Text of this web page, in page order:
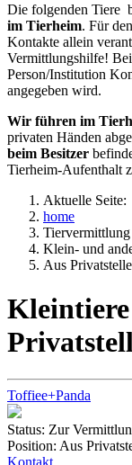
Die folgenden Tiere
im Tierheim. Für
Kontakte allein
Vermittlungshilfe!
Person/Institution
angegeben wird.
Wir führen im
privaten Händen
beim Besitzer
Tierheim-Aufenthalt
Aktuelle Seite:
home
Tiervermittlung
Klein- und
Aus
Kleintiere
Toffiee+Panda
Status: Zur
Position: Aus
Kontakt